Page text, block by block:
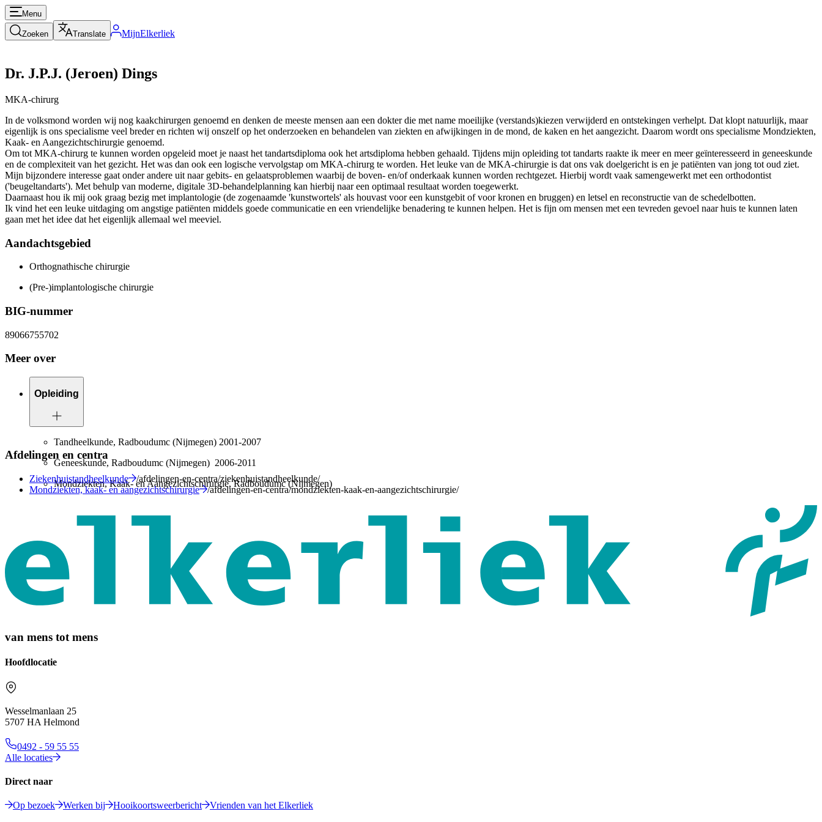
Menu
Zoeken Translate MijnElkerliek
Dr. J.P.J. (Jeroen) Dings
MKA-chirurg
In de volksmond worden wij nog kaakchirurgen genoemd en denken de meeste mensen aan een dokter die met name moeilijke (verstands)kiezen verwijderd en ontstekingen verhelpt. Dat klopt natuurlijk, maar
eigenlijk is ons specialisme veel breder en richten wij onszelf op het onderzoeken en behandelen van ziekten en afwijkingen in de mond, de kaken en het aangezicht. Daarom wordt ons specialisme Mondziekten,
Kaak- en Aangezichtschirurgie genoemd.
Om tot MKA-chirurg te kunnen worden opgeleid moet je naast het tandartsdiploma ook het artsdiploma hebben gehaald. Tijdens mijn opleiding tot tandarts raakte ik meer en meer geïnteresseerd in geneeskunde
en de complexiteit van het gezicht. Het was dan ook een logische vervolgstap om MKA-chirurg te worden. Het leuke van de MKA-chirurgie is dat ons vak doelgericht is en je patiënten van jong tot oud ziet.
Mijn bijzondere interesse gaat onder andere uit naar gebits- en gelaatsproblemen waarbij de boven- en/of onderkaak kunnen worden rechtgezet. Hierbij wordt vaak samengewerkt met een orthodontist
('beugeltandarts'). Met behulp van moderne, digitale 3D-behandelplanning kan hierbij naar een optimaal resultaat worden toegewerkt.
Daarnaast hou ik mij ook graag bezig met implantologie (de zogenaamde 'kunstwortels' als houvast voor een kunstgebit of voor kronen en bruggen) en letsel en reconstructie van de schedelbotten.
Ik vind het een leuke uitdaging om angstige patiënten middels goede communicatie en een vriendelijke benadering te kunnen helpen. Het is fijn om mensen met een tevreden gevoel naar huis te kunnen laten
gaan met het idee dat het eigenlijk allemaal wel meeviel.
Aandachtsgebied
Orthognathische chirurgie
(Pre-)implantologische chirurgie
BIG-nummer
89066755702
Meer over
Opleiding
Tandheelkunde, Radboudumc (Nijmegen) 2001-2007
Geneeskunde, Radboudumc (Nijmegen) 2006-2011
Mondziekten, Kaak- en Aangezichtschirurgie, Radboudumc (Nijmegen)
Afdelingen en centra
Ziekenhuistandheelkunde
/afdelingen-en-centra/ziekenhuistandheelkunde/
Mondziekten, kaak- en aangezichtschirurgie
/afdelingen-en-centra/mondziekten-kaak-en-aangezichtschirurgie/
van mens tot mens
Hoofdlocatie
Wesselmanlaan 25
5707 HA Helmond
0492 - 59 55 55
Alle locaties
Direct naar
Op bezoek Werken bij Hooikoortsweerbericht Vrienden van het Elkerliek